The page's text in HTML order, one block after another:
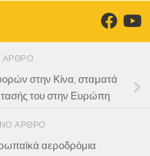
ΆΡΘΡΟ
στην Κίνα, σταματά
του στην Ευρώπη
ΆΡΘΡΟ
αεροδρόμια